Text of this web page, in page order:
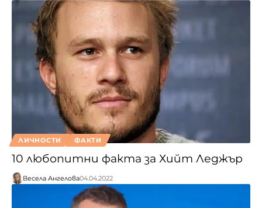
ЛИЧНОСТИ ФАКТИ
10 любопитни факта за Хийт Леджър
Весела Ангелова04.04.2022